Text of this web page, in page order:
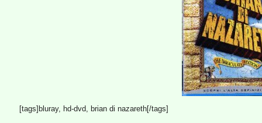
[tags]bluray, hd-dvd, brian di nazareth[/tags]